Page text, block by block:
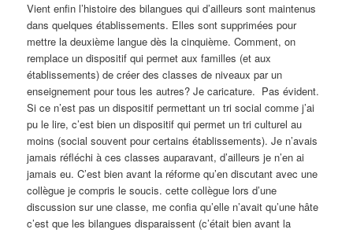
Vient enfin l’histoire des bilangues qui d’ailleurs sont maintenus
dans quelques établissements. Elles sont supprimées pour
mettre la deuxième langue dès la cinquième. Comment, on
remplace un dispositif qui permet aux familles (et aux
établissements) de créer des classes de niveaux par un
enseignement pour tous les autres? Je caricature. Pas évident.
Si ce n’est pas un dispositif permettant un tri social comme j’ai
pu le lire, c’est bien un dispositif qui permet un tri culturel au
moins (social souvent pour certains établissements). Je n’avais
jamais réfléchi à ces classes auparavant, d’ailleurs je n’en ai
jamais eu. C’est bien avant la réforme qu’en discutant avec une
collègue je compris le soucis. cette collègue lors d’une
discussion sur une classe, me confia qu’elle n’avait qu’une hâte
c’est que les bilangues disparaissent (c’était bien avant la